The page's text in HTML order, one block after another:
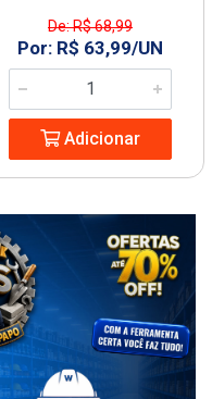
De: R$ 68,99
Por: R$ 63,99/UN
Adicionar